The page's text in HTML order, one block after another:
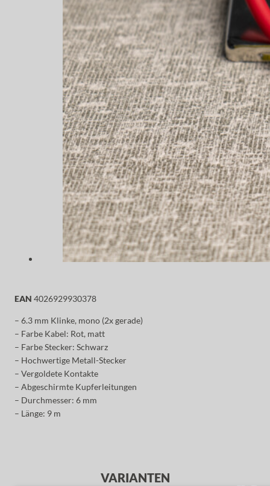
EAN 4026929930378
– 6.3 mm Klinke, mono (2x gerade)
– Farbe Kabel: Rot, matt
– Farbe Stecker: Schwarz
– Hochwertige Metall-Stecker
– Vergoldete Kontakte
– Abgeschirmte Kupferleitungen
– Durchmesser: 6 mm
– Länge: 9 m
VARIANTEN